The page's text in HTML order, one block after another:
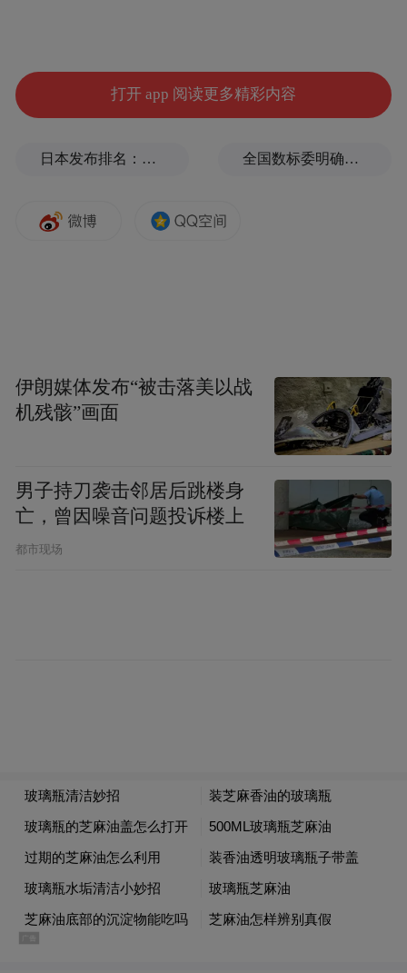
耗材招采管理子系统经办服务指南（1.0
版）》，“甘快办”相关措施就是落实医疗保
措，对提升医保服务质效、优化营商环境、
打开 app 阅读更多精彩内容
日本发布排名：中国第1，日本第13 全国数标委明确：所谓“数据国家标准编制费”系冒名收取
伊朗媒体发布“被击落美以战
机残骸”画面
男子持刀袭击邻居后跳楼身
亡，曾因噪音问题投诉楼上
都市现场